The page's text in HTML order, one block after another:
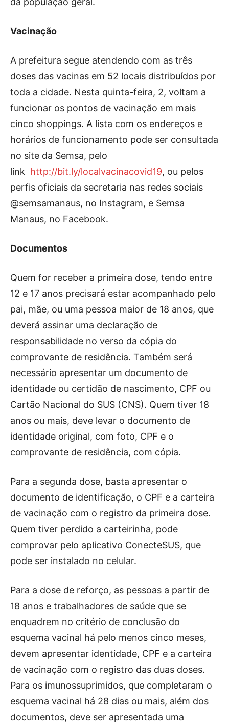
Vacinação
A prefeitura segue atendendo com as três
doses das vacinas em 52 locais distribuídos por
toda a cidade. Nesta quinta-feira, 2, voltam a
funcionar os pontos de vacinação em mais
cinco shoppings. A lista com os endereços e
horários de funcionamento pode ser consultada
no site da Semsa, pelo
link http://bit.ly/localvacinacovid19, ou pelos
perfis oficiais da secretaria nas redes sociais
@semsamanaus, no Instagram, e Semsa
Manaus, no Facebook.
Documentos
Quem for receber a primeira dose, tendo entre
12 e 17 anos precisará estar acompanhado pelo
pai, mãe, ou uma pessoa maior de 18 anos, que
deverá assinar uma declaração de
responsabilidade no verso da cópia do
comprovante de residência. Também será
necessário apresentar um documento de
identidade ou certidão de nascimento, CPF ou
Cartão Nacional do SUS (CNS). Quem tiver 18
anos ou mais, deve levar o documento de
identidade original, com foto, CPF e o
comprovante de residência, com cópia.
Para a segunda dose, basta apresentar o
documento de identificação, o CPF e a carteira
de vacinação com o registro da primeira dose.
Quem tiver perdido a carteirinha, pode
comprovar pelo aplicativo ConecteSUS, que
pode ser instalado no celular.
Para a dose de reforço, as pessoas a partir de
18 anos e trabalhadores de saúde que se
enquadrem no critério de conclusão do
esquema vacinal há pelo menos cinco meses,
devem apresentar identidade, CPF e a carteira
de vacinação com o registro das duas doses.
Para os imunossuprimidos, que completaram o
esquema vacinal há 28 dias ou mais, além dos
documentos, deve ser apresentada uma